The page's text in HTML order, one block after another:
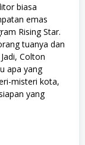
biasa
emas
Rising Star.
tuanya dan
Colton
apa yang
misteri kota,
yang